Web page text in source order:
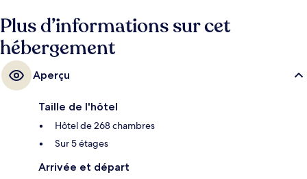
Plus d’informations sur cet
hébergement
Aperçu
Taille de l'hôtel
Hôtel de 268 chambres
Sur 5 étages
Arrivée et départ